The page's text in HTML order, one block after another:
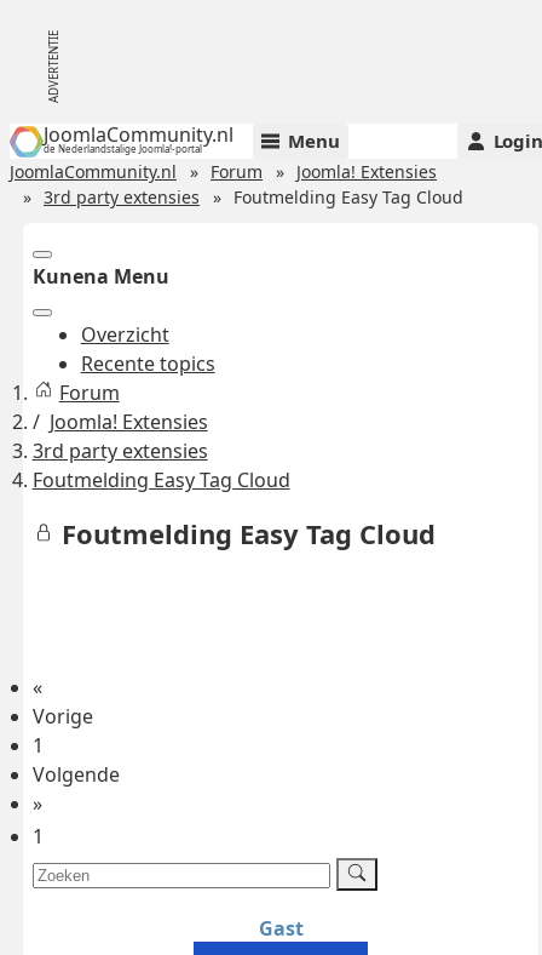
JoomlaCommunity.nl
de Nederlandstalige Joomla!-portal Menu Login
JoomlaCommunity.nl Forum
Joomla! Extensies
3rd party extensies
Foutmelding Easy Tag Cloud
Kunena Menu
Overzicht
Recente topics
Forum
Joomla! Extensies
3rd party extensies
Foutmelding Easy Tag Cloud
Foutmelding Easy Tag Cloud
«
Vorige
1
Volgende
»
1
Gast